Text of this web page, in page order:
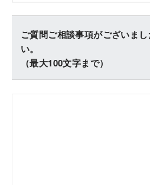
ご質問ご相談事項がございま
い。
（最大100文字まで）